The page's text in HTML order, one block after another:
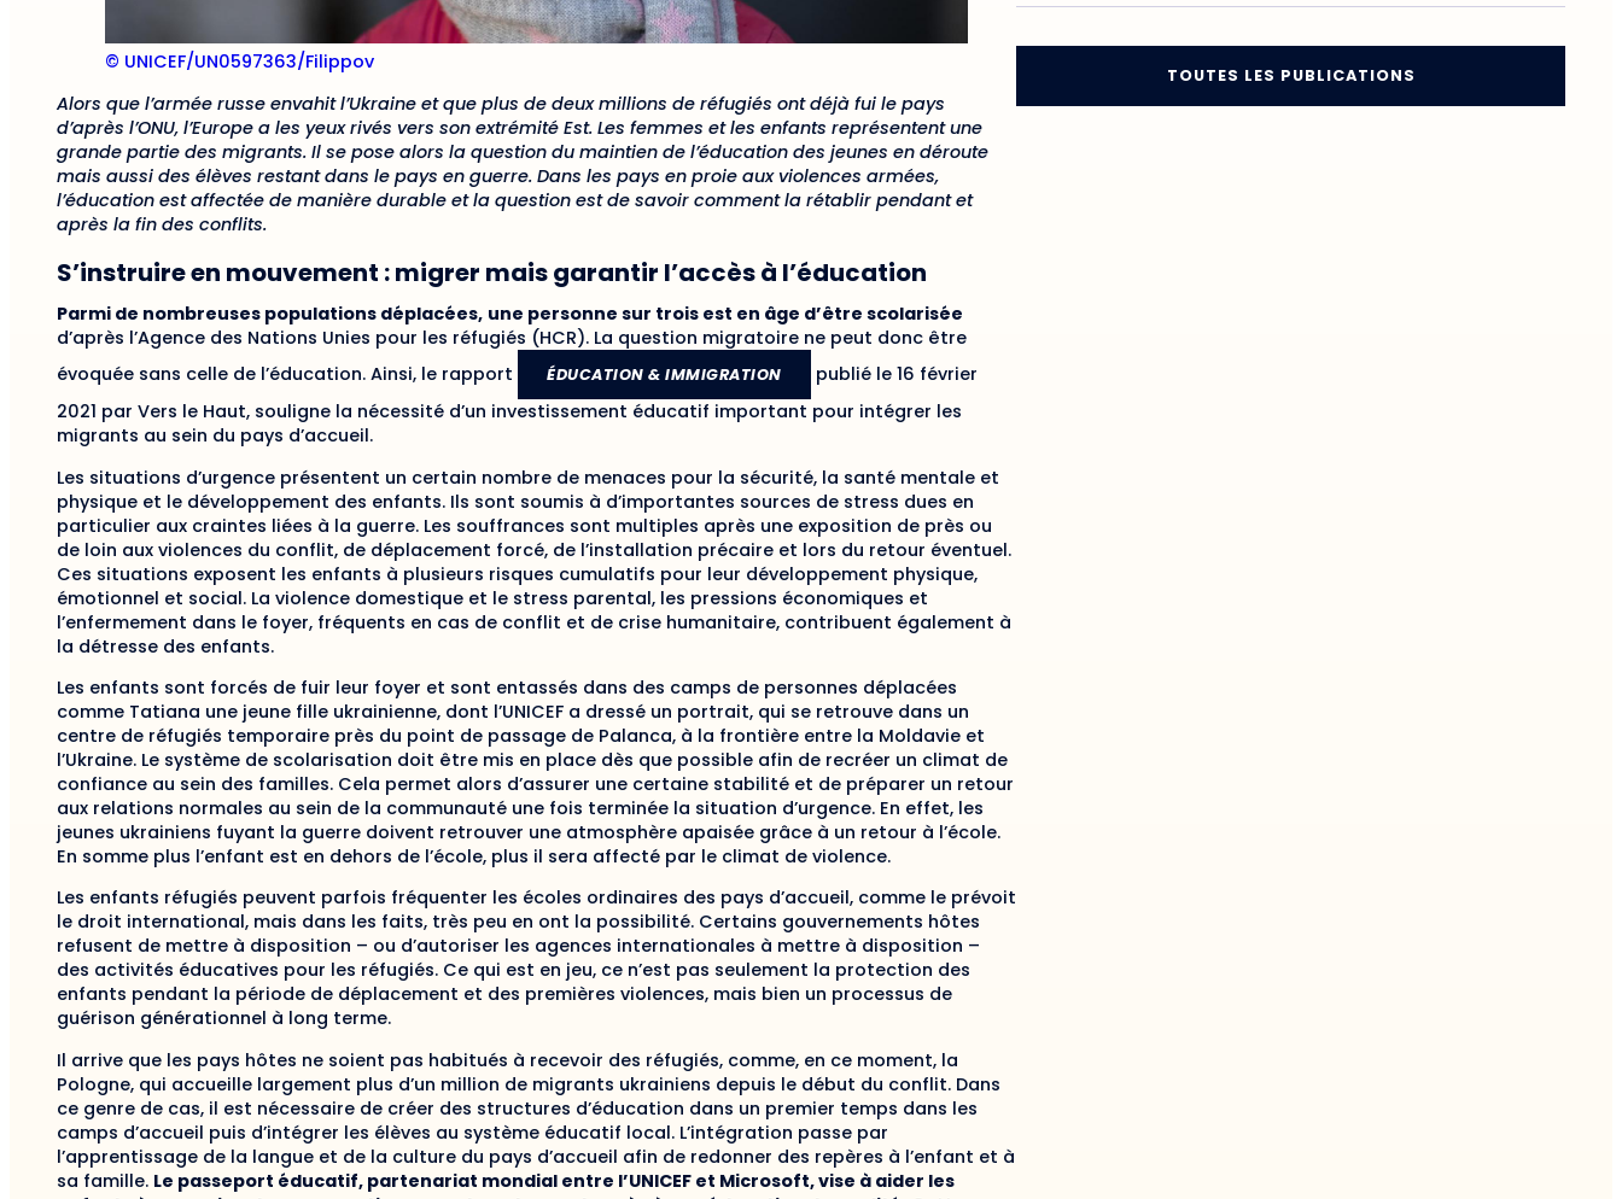
© UNICEF/UN0597363/Filippov
Alors que l’armée russe envahit l’Ukraine et que plus de deux millions de réfugiés ont déjà fui le pays
d’après l’ONU, l’Europe a les yeux rivés vers son extrémité Est. Les femmes et les enfants représentent une
grande partie des migrants. Il se pose alors la question du maintien de l’éducation des jeunes en déroute
mais aussi des élèves restant dans le pays en guerre. Dans les pays en proie aux violences armées,
l’éducation est affectée de manière durable et la question est de savoir comment la rétablir pendant et
après la fin des conflits.
S’instruire en mouvement : migrer mais garantir l’accès à l’éducation
Parmi de nombreuses populations déplacées, une personne sur trois est en âge d’être scolarisée
d’après l’Agence des Nations Unies pour les réfugiés (HCR). La question migratoire ne peut donc être
évoquée sans celle de l’éducation. Ainsi, le rapport
ÉDUCATION & IMMIGRATION
publié le 16 février
2021 par Vers le Haut, souligne la nécessité d’un investissement éducatif important pour intégrer les
migrants au sein du pays d’accueil.
Les situations d’urgence présentent un certain nombre de menaces pour la sécurité, la santé mentale et
physique et le développement des enfants. Ils sont soumis à d’importantes sources de stress dues en
particulier aux craintes liées à la guerre. Les souffrances sont multiples après une exposition de près ou
de loin aux violences du conflit, de déplacement forcé, de l’installation précaire et lors du retour éventuel.
Ces situations exposent les enfants à plusieurs risques cumulatifs pour leur développement physique,
émotionnel et social. La violence domestique et le stress parental, les pressions économiques et
l’enfermement dans le foyer, fréquents en cas de conflit et de crise humanitaire, contribuent également à
la détresse des enfants.
Les enfants sont forcés de fuir leur foyer et sont entassés dans des camps de personnes déplacées
comme Tatiana une jeune fille ukrainienne, dont l’UNICEF a dressé un portrait, qui se retrouve dans un
centre de réfugiés temporaire près du point de passage de Palanca, à la frontière entre la Moldavie et
l’Ukraine. Le système de scolarisation doit être mis en place dès que possible afin de recréer un climat de
confiance au sein des familles. Cela permet alors d’assurer une certaine stabilité et de préparer un retour
aux relations normales au sein de la communauté une fois terminée la situation d’urgence. En effet, les
jeunes ukrainiens fuyant la guerre doivent retrouver une atmosphère apaisée grâce à un retour à l’école.
En somme plus l’enfant est en dehors de l’école, plus il sera affecté par le climat de violence.
Les enfants réfugiés peuvent parfois fréquenter les écoles ordinaires des pays d’accueil, comme le prévoit
le droit international, mais dans les faits, très peu en ont la possibilité. Certains gouvernements hôtes
refusent de mettre à disposition – ou d’autoriser les agences internationales à mettre à disposition –
des activités éducatives pour les réfugiés. Ce qui est en jeu, ce n’est pas seulement la protection des
enfants pendant la période de déplacement et des premières violences, mais bien un processus de
guérison générationnel à long terme.
Il arrive que les pays hôtes ne soient pas habitués à recevoir des réfugiés, comme, en ce moment, la
Pologne, qui accueille largement plus d’un million de migrants ukrainiens depuis le début du conflit. Dans
ce genre de cas, il est nécessaire de créer des structures d’éducation dans un premier temps dans les
camps d’accueil puis d’intégrer les élèves au système éducatif local. L’intégration passe par
l’apprentissage de la langue et de la culture du pays d’accueil afin de redonner des repères à l’enfant et à
sa famille. Le passeport éducatif, partenariat mondial entre l’UNICEF et Microsoft, vise à aider les
TOUTES LES PUBLICATIONS